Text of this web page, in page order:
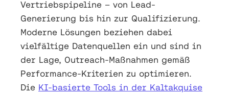
Vertriebspipeline – von Lead-
Generierung bis hin zur Qualifizierung.
Moderne Lösungen beziehen dabei
vielfältige Datenquellen ein und sind in
der Lage, Outreach-Maßnahmen gemäß
Performance-Kriterien zu optimieren.
Die KI-basierte Tools in der Kaltakquise